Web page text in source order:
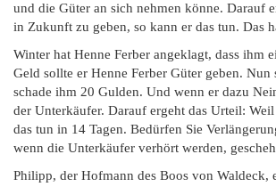
und die Güter an sich nehmen könne. Darauf
in Zukunft zu geben, so kann er das tun. Das
Winter hat Henne Ferber angeklagt, dass
Geld sollte er Henne Ferber Güter geben.
schade ihm 20 Gulden. Und wenn er dazu
der Unterkäufer. Darauf ergeht das Urteil:
das tun in 14 Tagen. Bedürfen Sie
wenn die Unterkäufer verhört werden,
Philipp, der Hofmann des Boos von Waldeck,